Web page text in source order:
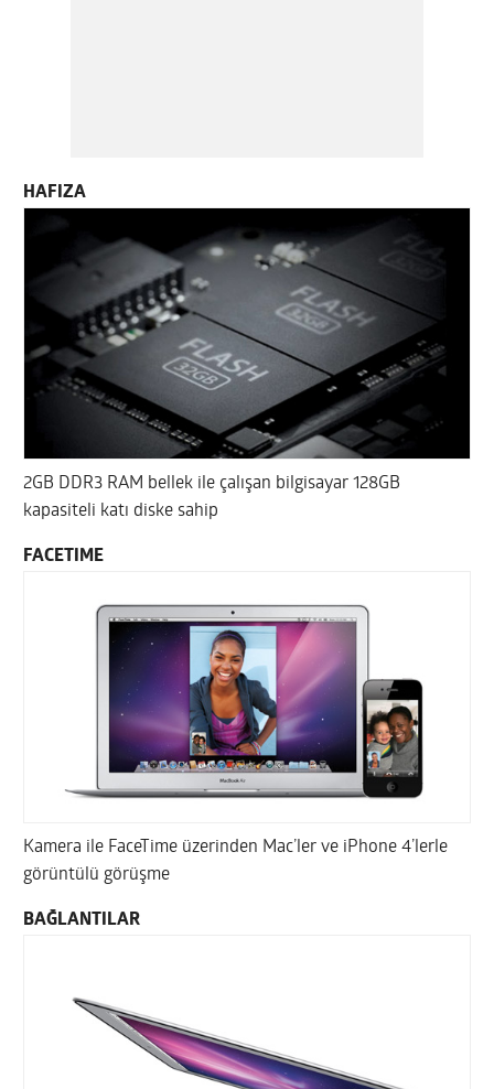
HAFIZA
2GB DDR3 RAM bellek ile çalışan bilgisayar 128GB
kapasiteli katı diske sahip
FACETIME
Kamera ile FaceTime üzerinden Mac’ler ve iPhone 4’lerle
görüntülü görüşme
BAĞLANTILAR